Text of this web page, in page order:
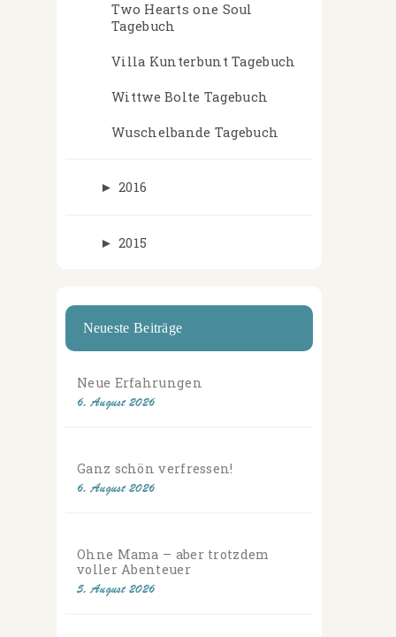
Two Hearts one Soul
Tagebuch
Villa Kunterbunt Tagebuch
Wittwe Bolte Tagebuch
Wuschelbande Tagebuch
► 2016
► 2015
Neueste Beiträge
Neue Erfahrungen
6. August 2026
Ganz schön verfressen!
6. August 2026
Ohne Mama – aber trotzdem
voller Abenteuer
5. August 2026